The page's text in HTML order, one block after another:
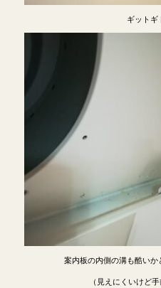
ギットギ
案内板の内側の溝も酷い
（見えにくいけど